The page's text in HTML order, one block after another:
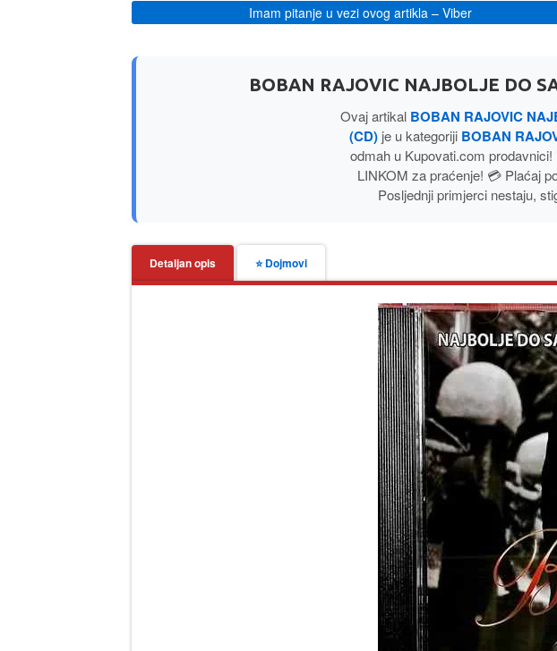
Imam pitanje u vezi ovog artikla – Viber
BOBAN RAJOVIC NAJBOLJE DO
Ovaj artikal BOBAN RAJOVIC
(CD)je u kategoriji BOBAN
odmah u Kupovati.com
LINKOM za praćenje! 💳 Plaćaj
Posljednji primjerci nestaju,
Detaljan opis ⭐ Dojmovi